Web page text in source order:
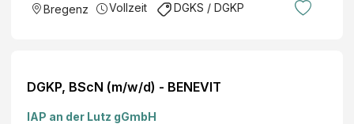
Bregenz Vollzeit DGKS / DGKP
DGKP, BScN (m/w/d) - BENEVIT
IAP an der Lutz gGmbH